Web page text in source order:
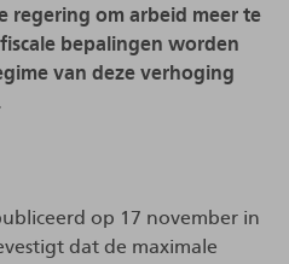
regering om arbeid meer te
bepalingen worden
van deze verhoging
op 17 november in
dat de maximale